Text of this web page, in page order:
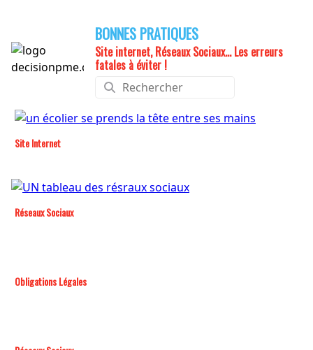
BONNES PRATIQUES
Site internet, Réseaux Sociaux... Les erreurs
fatales à éviter !
Site Internet
Réseaux Sociaux
Obligations Légales